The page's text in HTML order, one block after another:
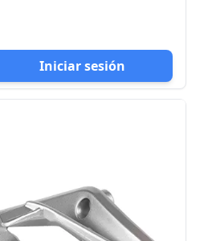
Iniciar sesión